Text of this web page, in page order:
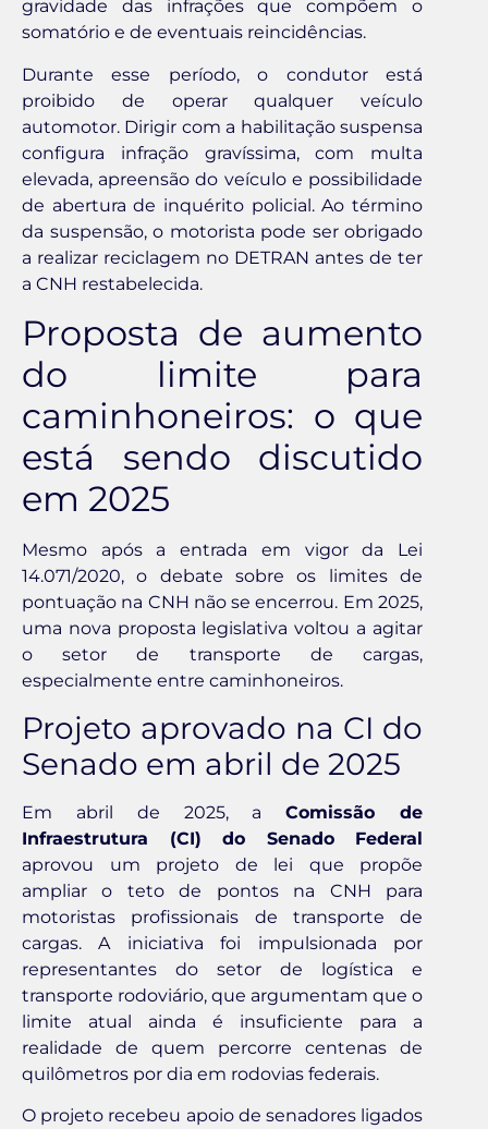
gravidade das infrações que compõem o
somatório e de eventuais reincidências.
Durante esse período, o condutor está
proibido de operar qualquer veículo
automotor. Dirigir com a habilitação suspensa
configura infração gravíssima, com multa
elevada, apreensão do veículo e possibilidade
de abertura de inquérito policial. Ao término
da suspensão, o motorista pode ser obrigado
a realizar reciclagem no DETRAN antes de ter
a CNH restabelecida.
Proposta de aumento
do limite para
caminhoneiros: o que
está sendo discutido
em 2025
Mesmo após a entrada em vigor da Lei
14.071/2020, o debate sobre os limites de
pontuação na CNH não se encerrou. Em 2025,
uma nova proposta legislativa voltou a agitar
o setor de transporte de cargas,
especialmente entre caminhoneiros.
Projeto aprovado na CI do
Senado em abril de 2025
Em abril de 2025, aComissão de
Infraestrutura (CI) do Senado Federal
aprovou um projeto de lei que propõe
ampliar o teto de pontos na CNH para
motoristas profissionais de transporte de
cargas. A iniciativa foi impulsionada por
representantes do setor de logística e
transporte rodoviário, que argumentam que o
limite atual ainda é insuficiente para a
realidade de quem percorre centenas de
quilômetros por dia em rodovias federais.
O projeto recebeu apoio de senadores ligados